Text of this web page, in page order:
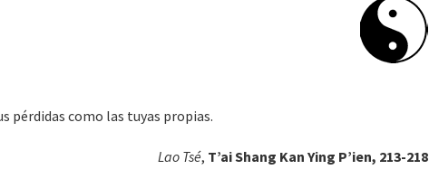
pérdidas como las tuyas propias.
Lao Tsé, T’ai Shang Kan Ying P’ien, 213-218